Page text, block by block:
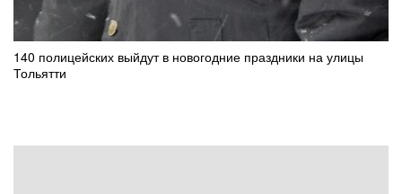
140 полицейских выйдут в новогодние праздники на улицы
Тольятти